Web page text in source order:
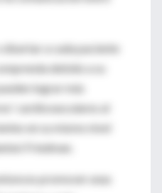
disertar a cada paciente
debido a su
lograr más
cardiovasculares al
en su mismo nivel
Friedman.
promover unas